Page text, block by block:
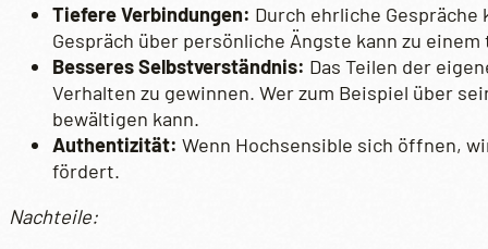
Tiefere Verbindungen: Durch ehrliche
Gespräch über persönliche Ängste kann zu
Besseres Selbstverständnis: Das Teilen der
Verhalten zu gewinnen. Wer zum Beispiel über
bewältigen kann.
Authentizität: Wenn Hochsensible sich öffnen,
fördert.
Nachteile: